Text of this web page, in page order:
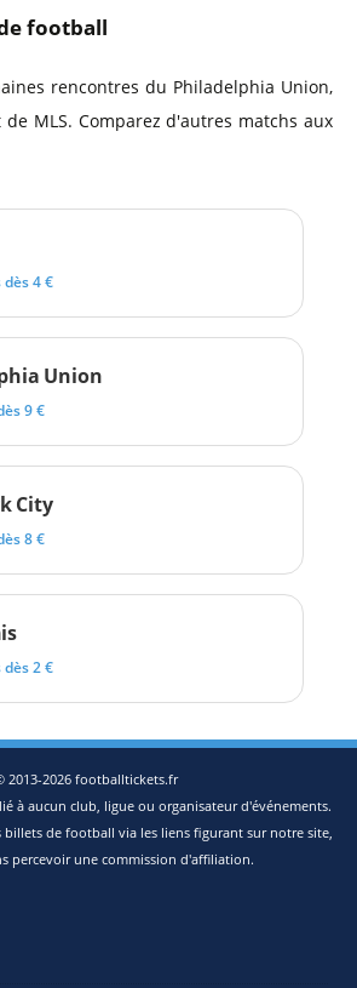
football
rencontres du Philadelphia Union,
MLS. Comparez d'autres matchs aux
4 €
Union
9 €
City
8 €
2 €
2013-2026 footballtickets.fr
à aucun club, ligue ou organisateur d'événements.
billets de football via les liens figurant sur notre site,
percevoir une commission d'affiliation.